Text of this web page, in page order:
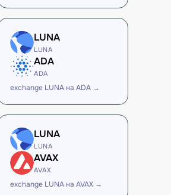
LUNA
LUNA
ADA
ADA
exchange LUNA на ADA →
LUNA
LUNA
AVAX
AVAX
exchange LUNA на AVAX →